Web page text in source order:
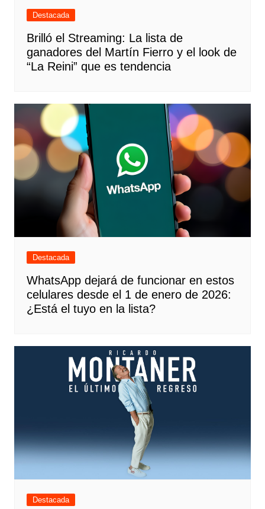
Destacada
Brilló el Streaming: La lista de
ganadores del Martín Fierro y el look de
“La Reini” que es tendencia
Destacada
WhatsApp dejará de funcionar en estos
celulares desde el 1 de enero de 2026:
¿Está el tuyo en la lista?
Destacada